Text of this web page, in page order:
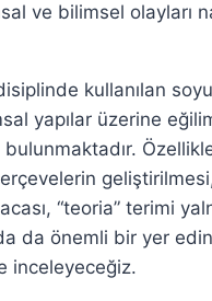
ve bilimsel olayları
kullanılan
yapılar üzerine
bulunmaktadır.
“teoria” terimi
da önemli bir yer
inceleyeceğiz.